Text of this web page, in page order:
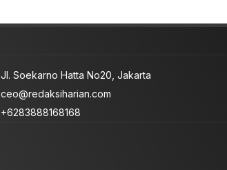
Jl. Soekarno Hatta No20, Jakarta
ceo@redaksiharian.com
+6283888168168